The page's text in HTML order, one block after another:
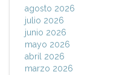
agosto 2026
julio 2026
junio 2026
mayo 2026
abril 2026
marzo 2026